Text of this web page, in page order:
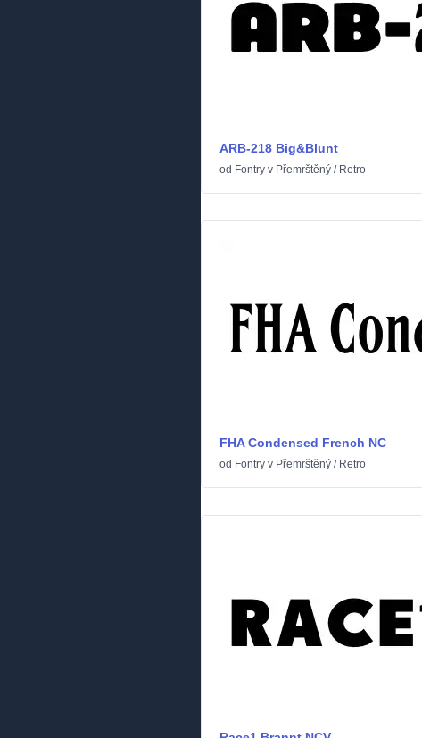
ARB-218 Big&Blunt
od Fontry v Přemrštěný / Retro
FHA Condensed French NC
od Fontry v Přemrštěný / Retro